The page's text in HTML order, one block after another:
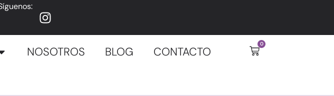
NOSOTROS BLOG CONTACTO
0